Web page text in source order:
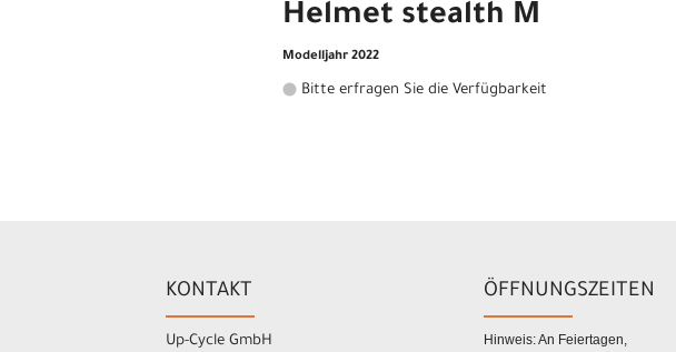
Helmet stealth M
Modelljahr 2022
Bitte erfragen Sie die Verfügbarkeit
KONTAKT
Up-Cycle GmbH
ÖFFNUNGSZEITEN
Hinweis: An Feiertagen,